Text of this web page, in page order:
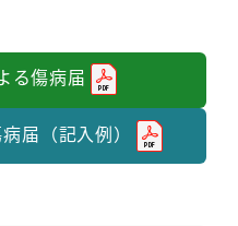
る傷病届
届（記入例）